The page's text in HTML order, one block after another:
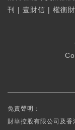
刊
| 壹財信 | 權衡
免責聲明：
財華控股有限公司及